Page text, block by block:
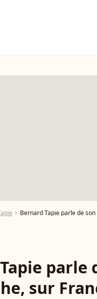
Bernard Tapie parle de
parle
sur